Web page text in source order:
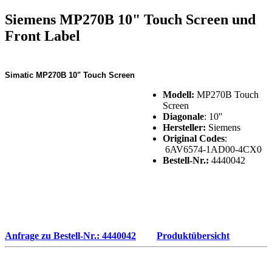
Siemens MP270B 10" Touch Screen und
Front Label
Simatic MP270B 10" Touch Screen
Modell: MP270B Touch
Screen
Diagonale: 10''
Hersteller: Siemens
Original Codes:
6AV6574-1AD00-4CX0
Bestell-Nr.: 4440042
Anfrage zu Bestell-Nr.: 4440042 Produktübersicht